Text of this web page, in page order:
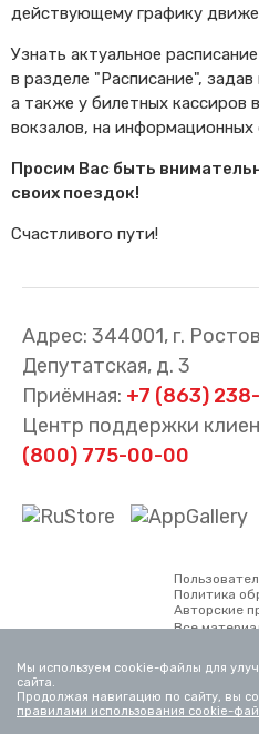
действующему графику
Узнать актуальное
в разделе "Расписание",
а также у билетных кассиров
вокзалов, на информационных
Просим Вас быть
своих поездок!
Счастливого пути!
Адрес: 344001, г.
Депутатская, д. 3
Приёмная: +7 (863)
Центр поддержки
(800) 775-00-00
Политика
Авторские
Все
материалов,
возможно
Мы используем cookie-файлы для
сайта.
Продолжая навигацию по сайту, вы
правилами использования cookie-